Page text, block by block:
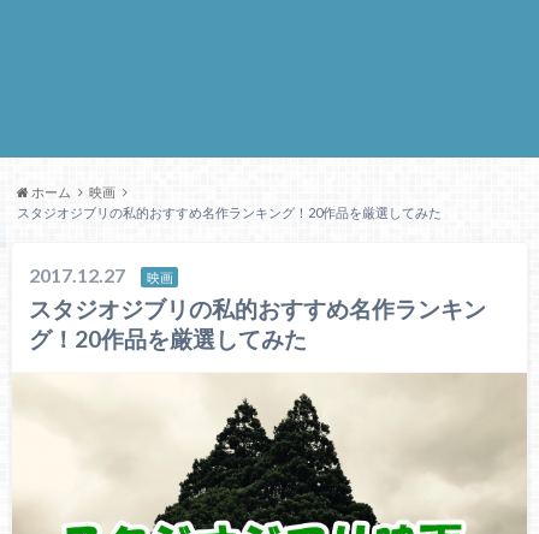
ホーム
映画
スタジオジブリの私的おすすめ名作ランキング！20作品を厳選してみた
2017.12.27 映画
スタジオジブリの私的おすすめ名作ランキン
グ！20作品を厳選してみた